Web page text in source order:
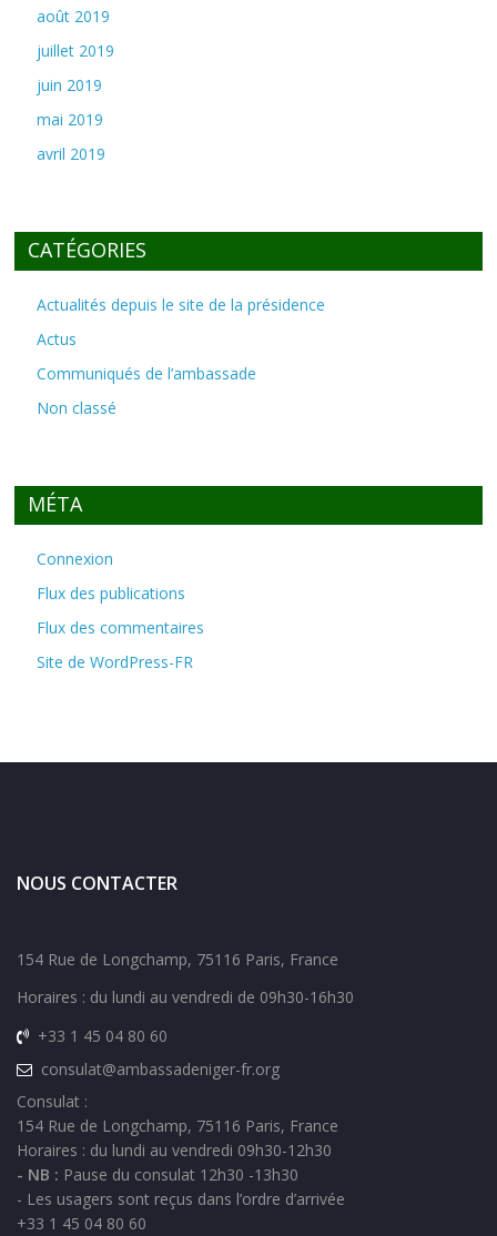
août 2019
juillet 2019
juin 2019
mai 2019
avril 2019
CATÉGORIES
Actualités depuis le site de la présidence
Actus
Communiqués de l’ambassade
Non classé
MÉTA
Connexion
Flux des publications
Flux des commentaires
Site de WordPress-FR
NOUS CONTACTER
154 Rue de Longchamp, 75116 Paris, France
Horaires : du lundi au vendredi de 09h30-16h30
+33 1 45 04 80 60
consulat@ambassadeniger-fr.org
Consulat :
154 Rue de Longchamp, 75116 Paris, France
Horaires : du lundi au vendredi 09h30-12h30
- NB : Pause du consulat 12h30 -13h30
- Les usagers sont reçus dans l’ordre d’arrivée
+33 1 45 04 80 60